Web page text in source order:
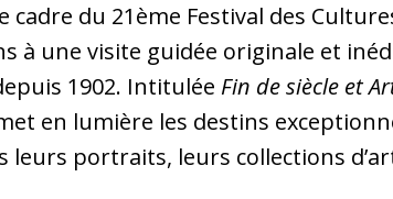
cadre du 21ème Festival des
à une visite guidée originale et
1902. Intitulée Fin de siècle et
en lumière les destins
leurs portraits, leurs collections